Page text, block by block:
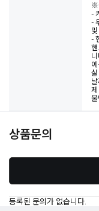
※
-
-
-
핸
니
실
제
불
상품문의
등록된 문의가 없습니다.